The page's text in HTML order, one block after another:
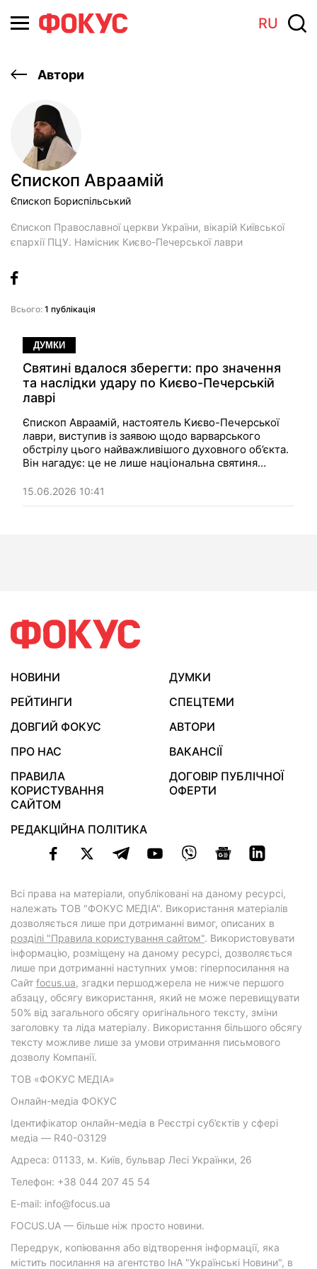
RU
Автори
Єпископ Авраамiй
Єпископ Бориспільський
Єпископ Православної церкви України, вікарій Київської
єпархії ПЦУ. Намісник Києво-Печерської лаври
Всього: 1 публікація
ДУМКИ
Святині вдалося зберегти: про значення
та наслідки удару по Києво-Печерській
лаврі
Єпископ Авраамій, настоятель Києво-Печерської
лаври, виступив із заявою щодо варварського
обстрілу цього найважливішого духовного об’єкта.
Він нагадує: це не лише національна святиня
значення, що робить удар по ній особливо болючим
і варварським.
15.06.2026 10:41
НОВИНИ
ДУМКИ
РЕЙТИНГИ
СПЕЦТЕМИ
ДОВГИЙ ФОКУС
АВТОРИ
ПРО НАС
ВАКАНСІЇ
ПРАВИЛА
КОРИСТУВАННЯ
САЙТОМ
ДОГОВІР ПУБЛІЧНОЇ
ОФЕРТИ
РЕДАКЦІЙНА ПОЛІТИКА
Всі права на матеріали, опубліковані на даному ресурсі,
належать ТОВ "ФОКУС МЕДІА". Використання матеріалів
дозволяється лише при дотриманні вимог, описаних в
розділі "Правила користування сайтом". Використовувати
інформацію, розміщену на даному ресурсі, дозволяється
лише при дотриманні наступних умов: гіперпосилання на
Cайт focus.ua, згадки першоджерела не нижче першого
абзацу, обсягу використання, який не може перевищувати
50% від загального обсягу оригінального тексту, зміни
заголовку та ліда матеріалу. Використання більшого обсягу
тексту можливе лише за умови отримання письмового
дозволу Компанії.
ТОВ «ФОКУС МЕДІА»
Онлайн-медіа ФОКУС
Ідентифікатор онлайн-медіа в Реєстрі суб’єктів у сфері
медіа — R40-03129
Адреса: 01133, м. Київ, бульвар Лесі Українки, 26
Телефон: +38 044 207 45 54
E-mail: info@focus.ua
FOCUS.UA — більше ніж просто новини.
Передрук, копіювання або відтворення інформації, яка
містить посилання на агентство ІнА "Українські Новини", в